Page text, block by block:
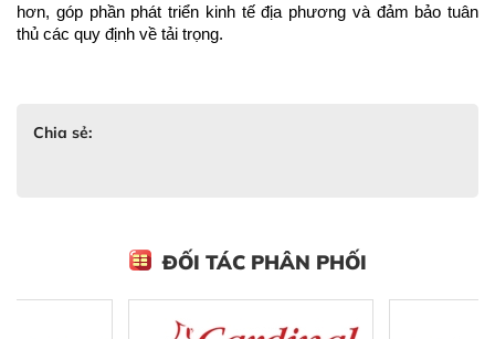
hơn, góp phần phát triển kinh tế địa phương và đảm bảo tuân
thủ các quy định về tải trọng.
Chia sẻ:
ĐỐI TÁC PHÂN PHỐI